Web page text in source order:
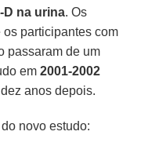
D na urina. Os
participantes com
passaram de um
em2001-2002
dez anos depois.
novo estudo: